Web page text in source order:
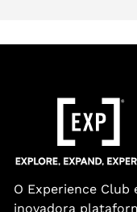
O Experience Club
inovadora